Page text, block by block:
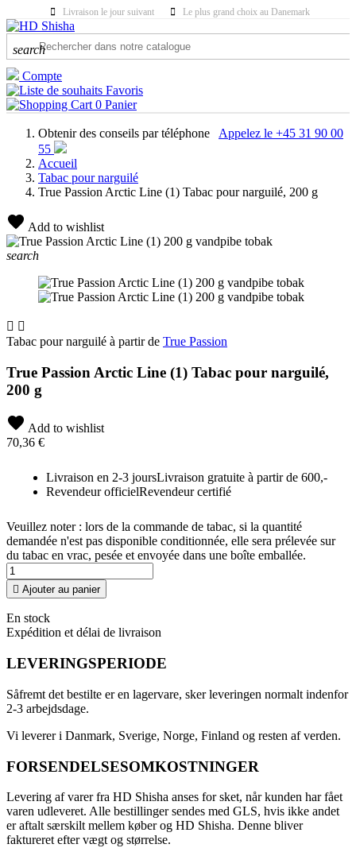
Livraison le jour suivant Le plus grand choix au Danemark
search
Compte
Favoris
0 Panier
Obtenir des conseils par téléphone
Appelez le +45 31 90 00
55
Accueil
Tabac pour narguilé
True Passion Arctic Line (1) Tabac pour narguilé, 200 g
Add to wishlist
search
 
Tabac pour narguilé à partir de True Passion
True Passion Arctic Line (1) Tabac pour narguilé,
200 g
Add to wishlist
70,36 €
Livraison en 2-3 joursLivraison gratuite à partir de 600,-
Revendeur officielRevendeur certifié
Veuillez noter : lors de la commande de tabac, si la quantité
demandée n'est pas disponible conditionnée, elle sera prélevée sur
du tabac en vrac, pesée et envoyée dans une boîte emballée.
 Ajouter au panier
En stock
Expédition et délai de livraison
LEVERINGSPERIODE
Såfremt det bestilte er en lagervare, sker leveringen normalt indenfor
2-3 arbejdsdage.
Vi leverer i Danmark, Sverige, Norge, Finland og resten af verden.
FORSENDELSESOMKOSTNINGER
Levering af varer fra HD Shisha anses for sket, når kunden har fået
varen udleveret. Alle bestillinger sendes med GLS, hvis ikke andet
er aftalt særskilt mellem køber og HD Shisha. Denne bliver
faktureret efter vægt og størrelse.